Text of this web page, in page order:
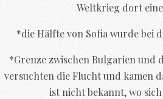
Weltkrieg dort
*die Hälfte von Sofia wurde bei
*Grenze zwischen Bulgarien und
versuchten die Flucht und kamen
ist nicht bekannt, wo